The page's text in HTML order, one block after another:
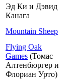
Эд Ки и Дэвид
Канага
Mountain Sheep
Flying Oak
Games (Томас
Алтенбюргер и
Флориан Урто)